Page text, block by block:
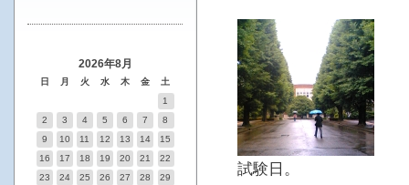
試験日。
2026年8月
日 月 火 水 木 金 土
1
2
3 4 5 6 7
8
9
10 11 12 13 14
15
16
17 18 19 20 21
22
23
24 25 26 27 28
29